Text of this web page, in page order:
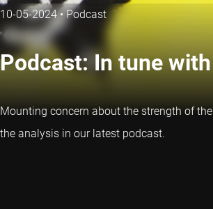
10-05-2024•Podcast
Podcast: In tune
Mounting concern about the strength of
the analysis in our latest podcast.